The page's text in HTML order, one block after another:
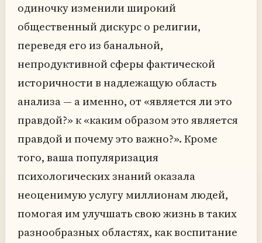
одиночку изменили широкий
общественный дискурс о религии,
переведя его из банальной,
непродуктивной сферы фактической
историчности в надлежащую область
анализа — а именно, от «является ли это
правдой?» к «каким образом это является
правдой и почему это важно?». Кроме
того, ваша популяризация
психологических знаний оказала
неоценимую услугу миллионам людей,
помогая им улучшать свою жизнь в таких
разнообразных областях, как воспитание